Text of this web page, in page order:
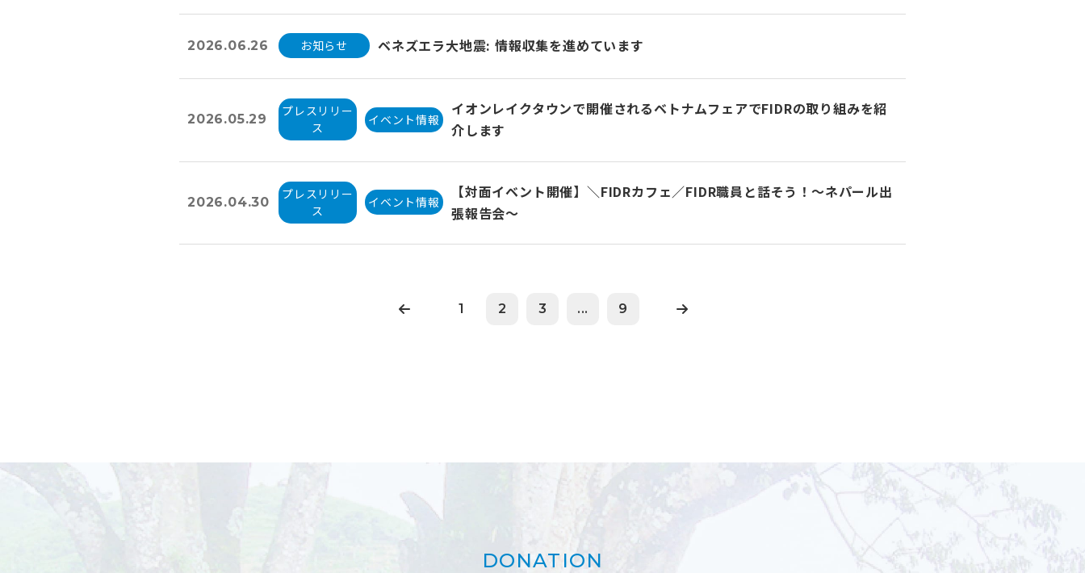
2026.06.26 お知らせ ベネズエラ大地震: 情報収集を進めています
2026.05.29
プレスリリー
ス
イベント情報
イオンレイクタウンで開催されるベトナムフェアでFIDRの取り組みを紹
介します
2026.04.30
プレスリリー
ス
イベント情報
【対面イベント開催】＼FIDRカフェ／FIDR職員と話そう！～ネパール出
張報告会〜
1 2 3 ... 9
DONATION